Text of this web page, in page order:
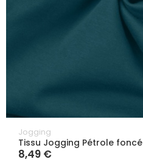
Jogging
Tissu Jogging Pétrole foncé
8,49 €